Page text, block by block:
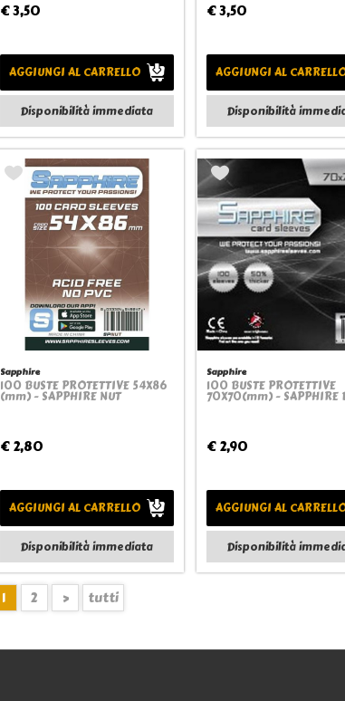
€ 3,50
AGGIUNGI AL CARRELLO
Disponibilità immediata
€ 3,50
AGGIUNGI AL
Disponibilità
Quickview
Sapphire
100 BUSTE PROTETTIVE 54X86
(mm) - SAPPHIRE NUT
€ 2,80
AGGIUNGI AL CARRELLO
Disponibilità immediata
Quickview
Sapphire
100 BUSTE PROTETTIVE
70X70(mm) - SAPPHIRE
€ 2,90
AGGIUNGI AL
Disponibilità
1 2 > tutti